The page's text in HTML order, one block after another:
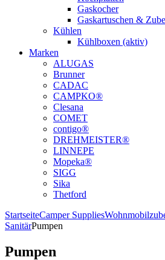
Gaskocher
Gaskartuschen &
Kühlen
Kühlboxen (aktiv)
Marken
ALUGAS
Brunner
CADAC
CAMPKO®
Clesana
COMET
contigo®
DREHMEISTER®
LINNEPE
Mopeka®
SIGG
Sika
Thetford
StartseiteCamper Supplies
SanitärPumpen
Pumpen